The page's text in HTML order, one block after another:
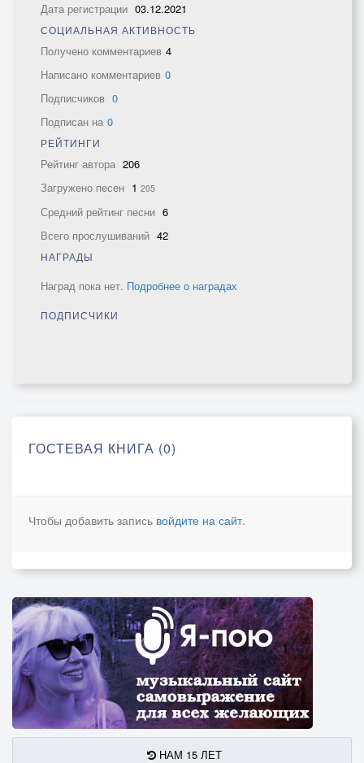
Дата регистрации 03.12.2021
СОЦИАЛЬНАЯ АКТИВНОСТЬ
Получено комментариев 4
Написано комментариев 0
Подписчиков 0
Подписан на 0
РЕЙТИНГИ
Рейтинг автора 206
Загружено песен 1 205
Средний рейтинг песни 6
Всего прослушиваний 42
НАГРАДЫ
Наград пока нет. Подробнее о наградах
ПОДПИСЧИКИ
ГОСТЕВАЯ КНИГА (0)
Чтобы добавить запись войдите на сайт.
НАМ 15 ЛЕТ